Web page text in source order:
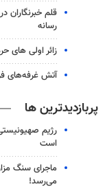
قلم خبرنگاران
رسانه
زائر اولی های
آتش غرفه‌های
پربازدیدترین ها
رژیم
است
ماجرای سنگ
می‌رسد!